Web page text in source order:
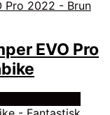
EVO Pro